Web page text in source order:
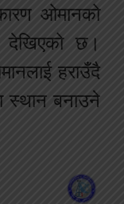
ओमानको
देखिएको छ।
हराउँदै
स्थान बनाउने